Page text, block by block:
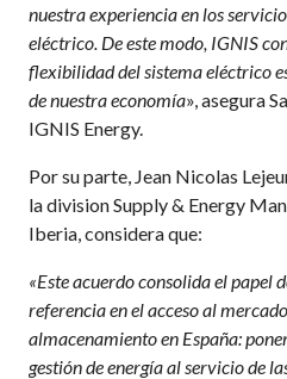
nuestra experiencia en los
eléctrico. De este modo, IGNIS
flexibilidad del sistema eléctrico
de nuestra economía», asegura
IGNIS Energy.
Por su parte, Jean Nicolas
la division Supply & Energy
Iberia, considera que:
«Este acuerdo consolida el papel
referencia en el acceso al
almacenamiento en España:
gestión de energía al servicio de